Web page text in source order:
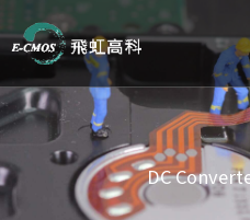
至
主
要
內
容
DC